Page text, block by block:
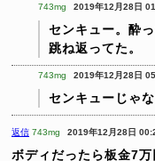
743mg 2019年12月28日
センキュー。酔
跳ね返ってた。
743mg 2019年12月28日
センキューじゃ
返信 743mg 2019年12月28日
ボディだったら板金7万